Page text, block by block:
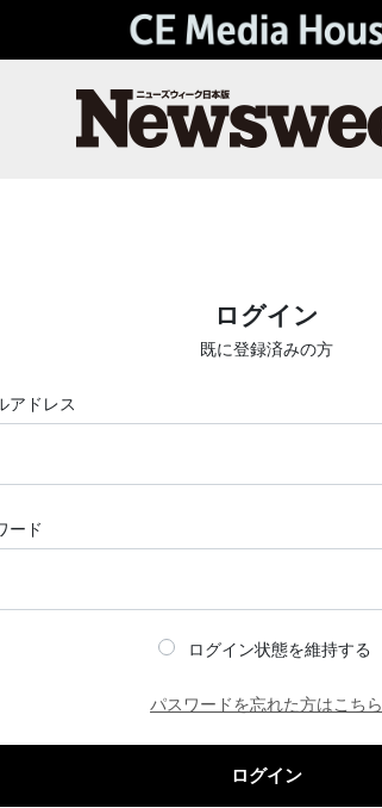
ログイン
既に登録済みの方
アドレス
ード
ログイン状態を維持する
パスワードを忘れた方はこちら
ログイン